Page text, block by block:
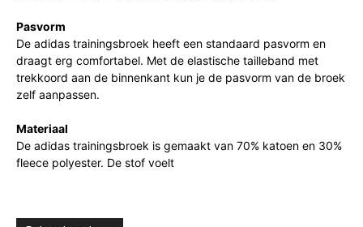
Pasvorm
De adidas trainingsbroek heeft een standaard pasvorm en
draagt erg comfortabel. Met de elastische tailleband met
trekkoord aan de binnenkant kun je de pasvorm van de broek
zelf aanpassen.
Materiaal
De adidas trainingsbroek is gemaakt van 70% katoen en 30%
fleece polyester. De stof voelt